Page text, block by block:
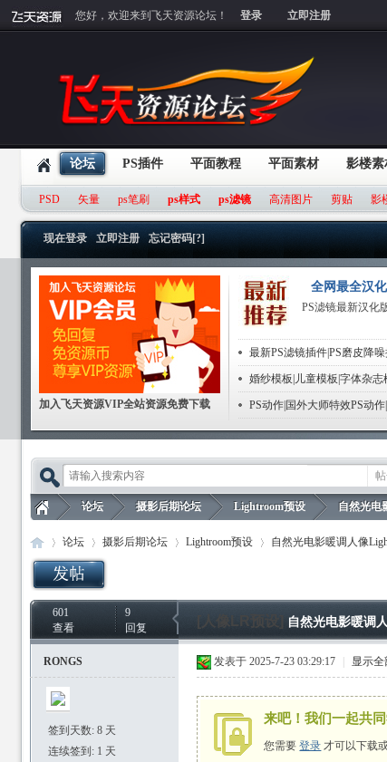
您好，欢迎来到飞天资源论坛！ 登录 立即注册
论坛 PS插件 平面教程 平面素材 影楼素
PSD 矢量 ps笔刷 ps样式 ps滤镜 高清图片 剪贴 影
现在登录 立即注册 忘记密码[?]
全网最全汉
PS滤镜最新汉化
加入飞天资源VIP全站资源免费下载
最新PS滤镜插件|PS磨皮降
婚纱模板|儿童模板|字体杂
PS动作|国外大师特效PS动
飞 »
论坛 摄影后期论坛 Lightroom预设 自然光电
论坛 摄影后期论坛 Lightroom预设 自然光电影暖调人像
601
查看
9
回复
[人像LR预设] 自然光电影暖
RONGS
签到天数: 8 天
连续签到: 1 天
发表于 2025-7-23 03:29:17 显示
来吧！我们一起共
您需要登录 才可以下载